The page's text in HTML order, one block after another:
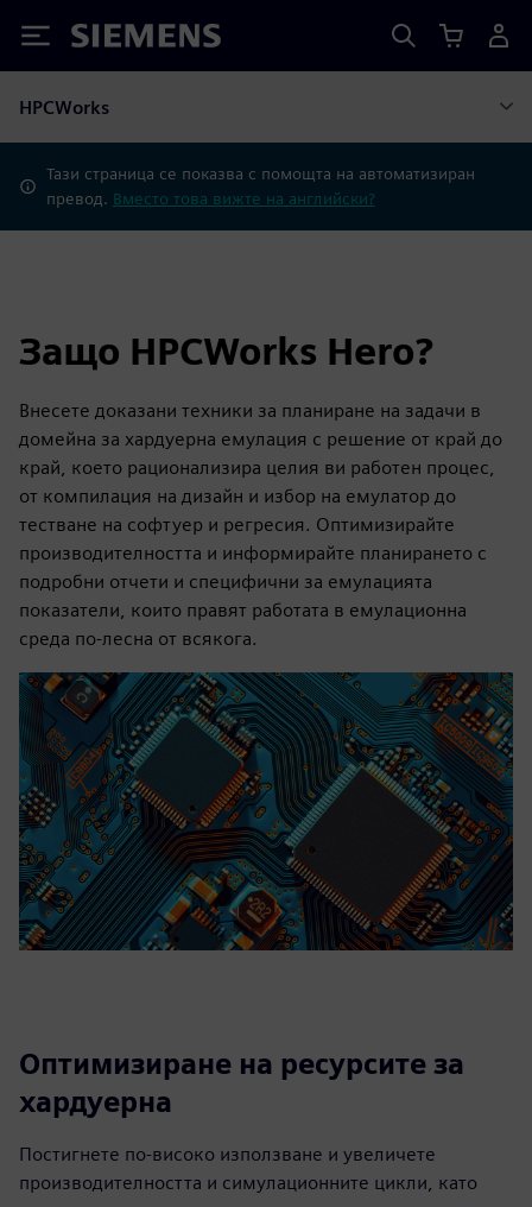
Siemens
HPCWorks
Тази страница се показва с помощта на автоматизиран
превод. Вместо това вижте на английски?
Защо HPCWorks Hero?
Внесете доказани техники за планиране на задачи в
домейна за хардуерна емулация с решение от край до
край, което рационализира целия ви работен процес,
от компилация на дизайн и избор на емулатор до
тестване на софтуер и регресия. Оптимизирайте
производителността и информирайте планирането с
подробни отчети и специфични за емулацията
показатели, които правят работата в емулационна
среда по-лесна от всякога.
Оптимизиране на ресурсите за
хардуерна
Постигнете по-високо използване и увеличете
производителността и симулационните цикли, като